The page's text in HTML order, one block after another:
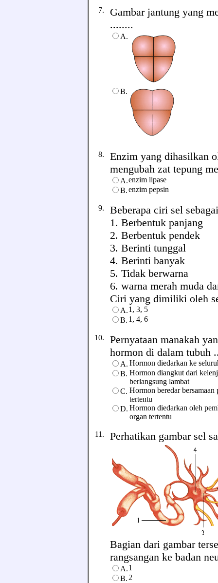
7. Gambar jantung yang
........
A.
B.
8. Enzim yang dihasilkan
mengubah zat tepung
A.enzim lipase
B.enzim pepsin
9. Beberapa ciri sel
1. Berbentuk panjang
2. Berbentuk pendek
3. Berinti tunggal
4. Berinti banyak
5. Tidak berwarna
6. warna merah muda
Ciri yang dimiliki oleh
A.1, 3, 5
B. 1, 4, 6
10. Pernyataan manakah
hormon di dalam tubuh
A. Hormon diedarkan ke
B. Hormon diangkut dari
berlangsung lambat
C. Hormon beredar
tertentu
D. Hormon diedarkan oleh
organ tertentu
11. Perhatikan gambar sel
Bagian dari gambar
rangsangan ke badan
A.1
B. 2